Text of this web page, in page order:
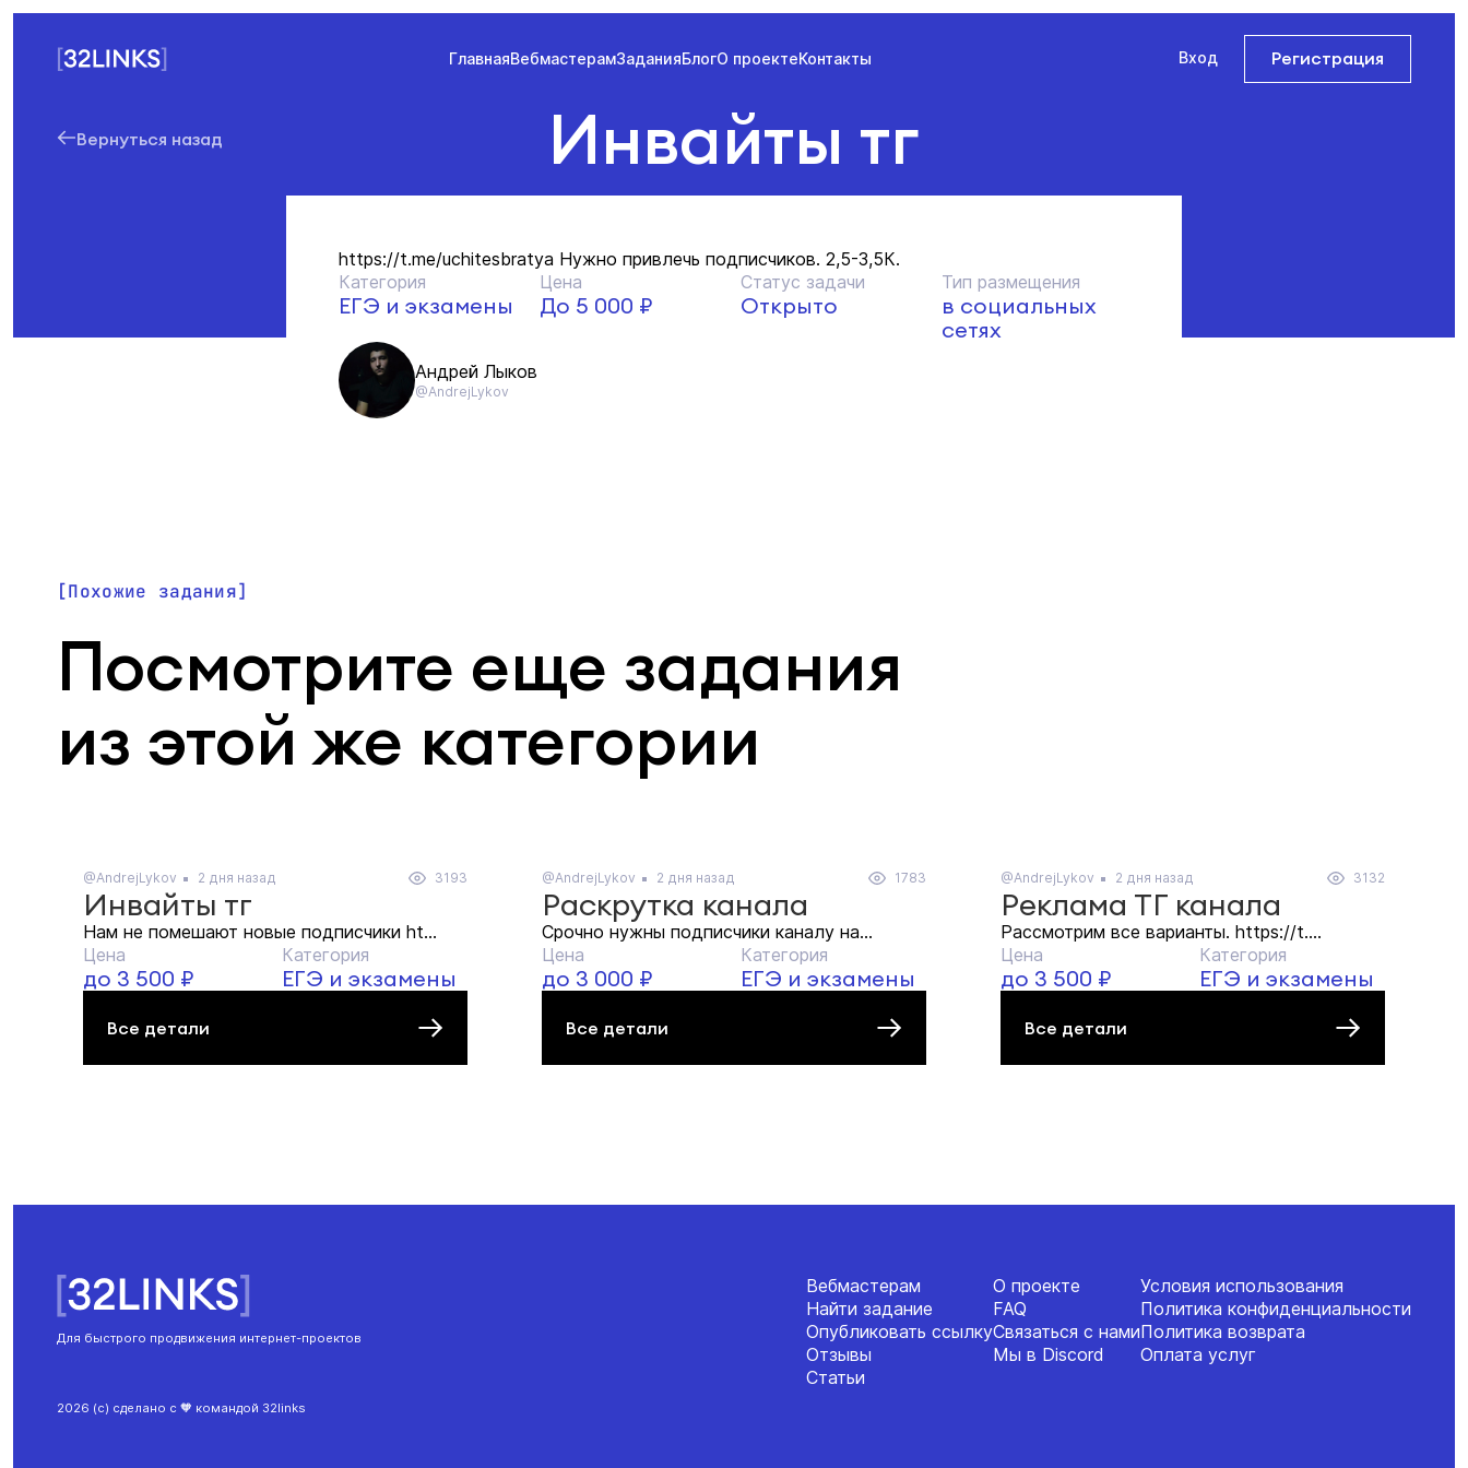
ГлавнаяВебмастерамЗаданияБлогО проектеКонтакты Вход Регистрация
Вернуться назад Инвайты тг
https://t.me/uchitesbratya Нужно привлечь подписчиков. 2,5-3,5К.
Категория
ЕГЭ и экзамены
Цена
До 5 000 ₽
Статус задачи
Открыто
Тип размещения
в социальных
сетях
Андрей Лыков
@AndrejLykov
Похожие задания
Посмотрите еще задания
из этой же категории
@AndrejLykov 2 дня назад 3193
Инвайты тг
Нам не помешают новые подписчики ht...
Цена
до 3 500 ₽
Категория
ЕГЭ и экзамены
Все детали
@AndrejLykov 2 дня назад 1783
Раскрутка канала
Срочно нужны подписчики каналу на...
Цена
до 3 000 ₽
Категория
ЕГЭ и экзамены
Все детали
@AndrejLykov 2 дня назад 3132
Реклама ТГ канала
Рассмотрим все варианты. https://t....
Цена
до 3 500 ₽
Категория
ЕГЭ и экзамены
Все детали
Для быстрого продвижения интернет-проектов
Вебмастерам
Найти задание
Опубликовать ссылку
Отзывы
Статьи
О проекте
FAQ
Связаться с нами
Мы в Discord
Условия использования
Политика конфиденциальности
Политика возврата
Оплата услуг
2026 (с) сделано с 🧡 командой 32links